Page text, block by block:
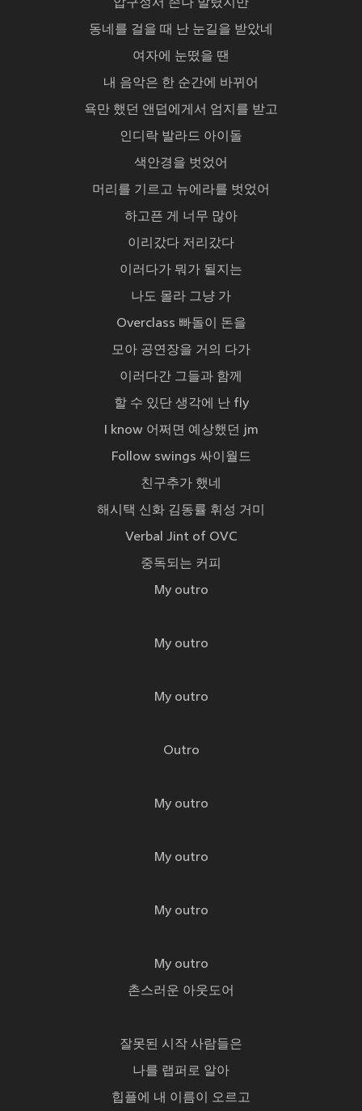
압구정서 존나 발렸지만
동네를 걸을 때 난 눈길을 받았네
여자에 눈떴을 땐
내 음악은 한 순간에 바뀌어
욕만 했던 앤덥에게서 엄지를 받고
인디락 발라드 아이돌
색안경을 벗었어
머리를 기르고 뉴에라를 벗었어
하고픈 게 너무 많아
이리갔다 저리갔다
이러다가 뭐가 될지는
나도 몰라 그냥 가
Overclass 빠돌이 돈을
모아 공연장을 거의 다가
이러다간 그들과 함께
할 수 있단 생각에 난 fly
I know 어쩌면 예상했던 jm
Follow swings 싸이월드
친구추가 했네
해시택 신화 김동률 휘성 거미
Verbal Jint of OVC
중독되는 커피
My outro
My outro
My outro
Outro
My outro
My outro
My outro
My outro
촌스러운 아웃도어
잘못된 시작 사람들은
나를 랩퍼로 알아
힙플에 내 이름이 오르고